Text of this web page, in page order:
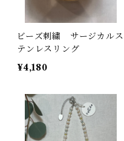
ビーズ刺繍 サージカルス
テンレスリング
¥4,180